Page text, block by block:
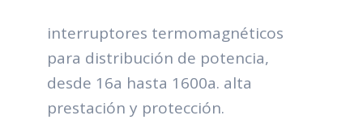
interruptores termomagnéticos
para distribución de potencia,
desde 16a hasta 1600a. alta
prestación y protección.